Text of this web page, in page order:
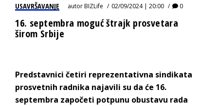
USAVRŠAVANJE autorBIZLife 02/09/2024 | 20:00 0
16. septembra moguć štrajk prosvetara
širom Srbije
Predstavnici četiri reprezentativna sindikata
prosvetnih radnika najavili su da će 16.
septembra započeti potpunu obustavu rada